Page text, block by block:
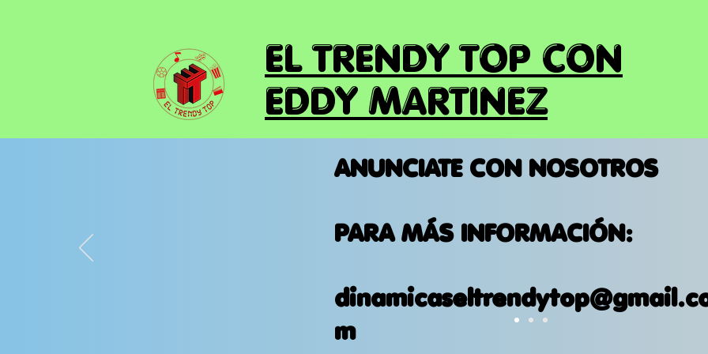
EL TRENDY TOP CON
EDDY MARTINEZ
ANUNCIATE CON NOSOTROS
PARA MÁS INFORMACIÓN:
m